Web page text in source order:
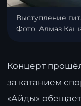
Выступление
Фото: Алмаз
Концерт
за катанием
«Айды»